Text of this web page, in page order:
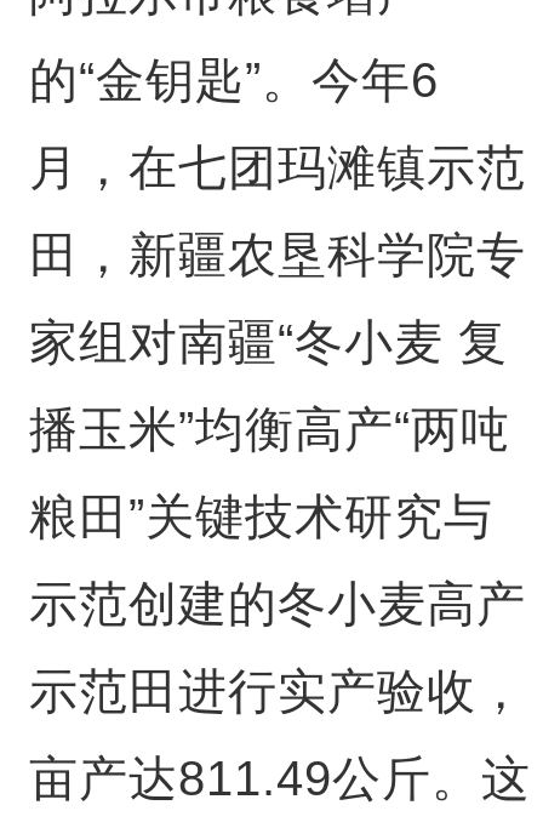
的“金钥匙”。今年6
月，在七团玛滩镇示范
田，新疆农垦科学院专
家组对南疆“冬小麦 复
播玉米”均衡高产“两吨
粮田”关键技术研究与
示范创建的冬小麦高产
示范田进行实产验收，
亩产达811.49公斤。这